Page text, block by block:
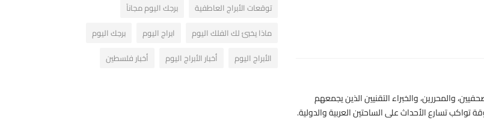
والمحررين، والخبراء التقنيين الذين يجمعهم
تسارع الأحداث على الساحتين العربية والدولية.
توقعات الأبراج العاطفية
برجك اليوم مجاناً
ماذا يخبئ لك الفلك اليوم
ابراج اليوم
برجك اليوم
الأبراج اليوم
أخبار الأبراج اليوم أخبار فلسطين